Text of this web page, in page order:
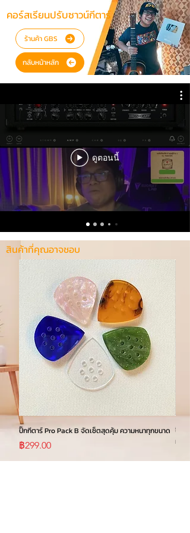
คอร์สเรียนปรับซาวน์กีตาร์
กลับหน้าหลัก
ร้านค้า GBS
ดูตอนนี้
ปิ๊กกีตาร์ Pro Pack B จัดเซ็ตสุดคุ้ม ความหนาทุกขนาด
ราคา
฿299.00
ปิ๊กกี
มม.
สินค้าที่คุณอาจชอบ